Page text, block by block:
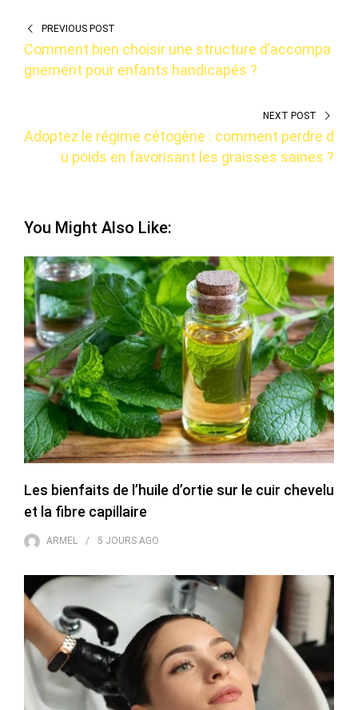
PREVIOUS POST
Comment bien choisir une structure d’accompa
gnement pour enfants handicapés ?
NEXT POST
Adoptez le régime cétogène : comment perdre d
u poids en favorisant les graisses saines ?
You Might Also Like:
Les bienfaits de l’huile d’ortie sur le cuir chevelu
et la fibre capillaire
ARMEL 5 JOURS AGO